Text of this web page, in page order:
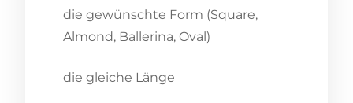
die gewünschte Form (Square,
Almond, Ballerina, Oval)
die gleiche Länge